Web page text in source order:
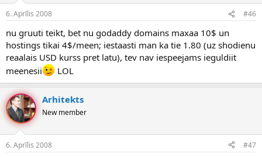
6. Aprīlis 2008 #46
nu gruuti teikt, bet nu godaddy domains maxaa 10$ un
hostings tikai 4$/meen; iestaasti man ka tie 1.80 (uz shodienu
reaalais USD kurss pret latu), tev nav iespeejams ieguldiit
meenesii
LOL
Arhitekts
New member
6. Aprīlis 2008 #47